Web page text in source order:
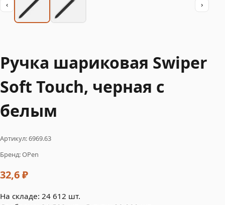
‹ ›
Ручка шариковая Swiper
Soft Touch, черная с
белым
Артикул: 6969.63
Бренд: OPen
32,6 ₽
На складе: 24 612 шт.